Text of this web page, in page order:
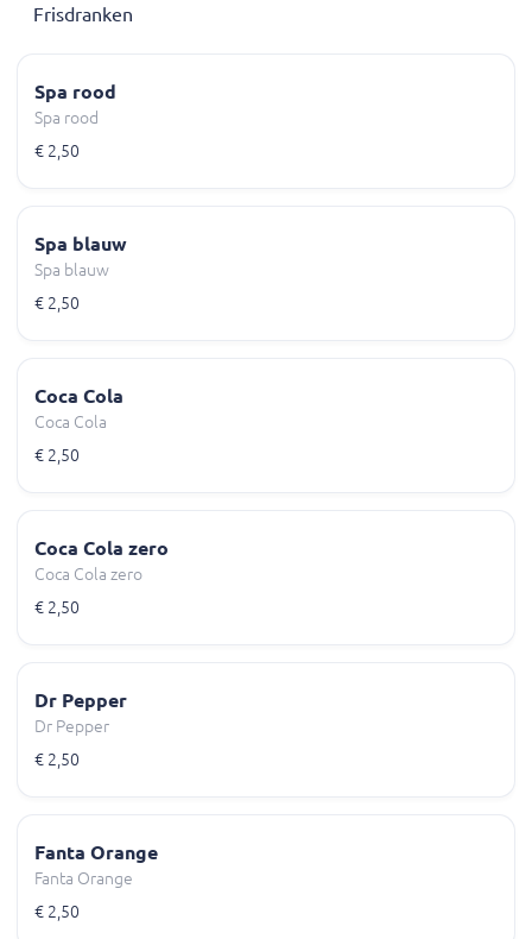
Frisdranken
Spa rood
Spa rood
€ 2,50
Spa blauw
Spa blauw
€ 2,50
Coca Cola
Coca Cola
€ 2,50
Coca Cola zero
Coca Cola zero
€ 2,50
Dr Pepper
Dr Pepper
€ 2,50
Fanta Orange
Fanta Orange
€ 2,50